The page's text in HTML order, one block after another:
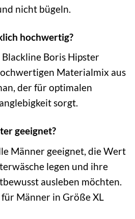
nicht bügeln.
hochwertig?
Blackline Boris Hipster
Materialmix aus
der für optimalen
sorgt.
geeignet?
Männer geeignet, die Wert
legen und ihre
ausleben möchten.
Männer in Größe XL